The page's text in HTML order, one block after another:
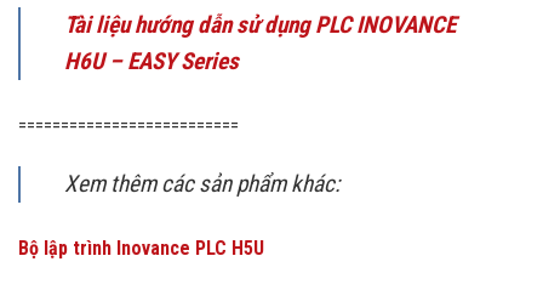
Tài liệu hướng dẫn sử dụng PLC INOVANCE
H6U – EASY Series
==========================
Xem thêm các sản phẩm khác:
Bộ lập trình Inovance PLC H5U